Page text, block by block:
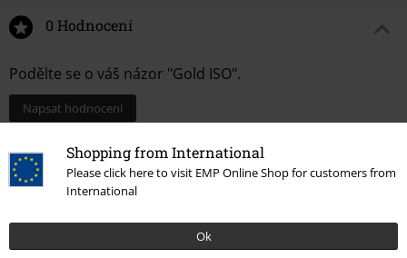
Shopping from International
Please click here to visit EMP Online Shop for customers from
International
Ok
0 Hodnocení
Podělte se o váš názor "Gold ISO".
Napsat hodnocení